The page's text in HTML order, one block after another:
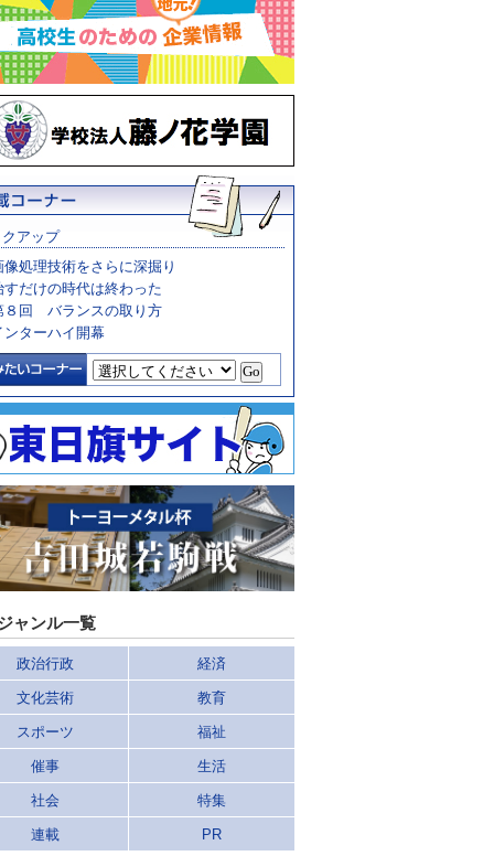
アップ
像処理技術をさらに深掘り
すだけの時代は終わった
８回 バランスの取り方
ンターハイ開幕
ャンル一覧
政治行政 経済
文化芸術 教育
スポーツ 福祉
催事 生活
社会 特集
連載 PR